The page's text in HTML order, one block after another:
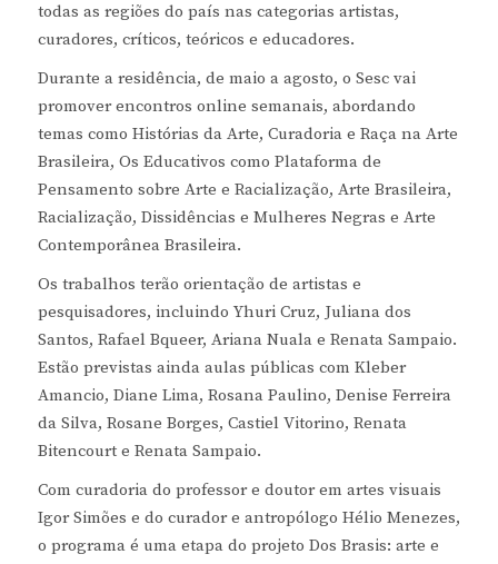
todas as regiões do país nas categorias artistas,
curadores, críticos, teóricos e educadores.
Durante a residência, de maio a agosto, o Sesc vai
promover encontros online semanais, abordando
temas como Histórias da Arte, Curadoria e Raça na Arte
Brasileira, Os Educativos como Plataforma de
Pensamento sobre Arte e Racialização, Arte Brasileira,
Racialização, Dissidências e Mulheres Negras e Arte
Contemporânea Brasileira.
Os trabalhos terão orientação de artistas e
pesquisadores, incluindo Yhuri Cruz, Juliana dos
Santos, Rafael Bqueer, Ariana Nuala e Renata Sampaio.
Estão previstas ainda aulas públicas com Kleber
Amancio, Diane Lima, Rosana Paulino, Denise Ferreira
da Silva, Rosane Borges, Castiel Vitorino, Renata
Bitencourt e Renata Sampaio.
Com curadoria do professor e doutor em artes visuais
Igor Simões e do curador e antropólogo Hélio Menezes,
o programa é uma etapa do projeto Dos Brasis: arte e